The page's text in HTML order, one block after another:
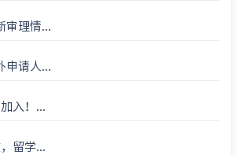
审理情...
申请人...
入！...
留学...